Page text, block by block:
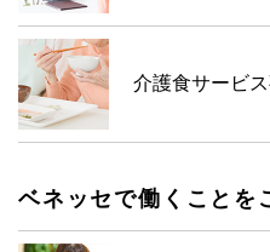
介護食サービ
ベネッセで働くことを